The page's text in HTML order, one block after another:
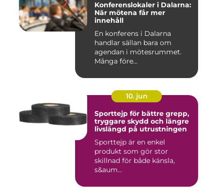
Konferenslokaler i Dalarna:
När mötena får mer
innehåll
En konferens i Dalarna
handlar sällan bara om
agendan i mötesrummet.
Många före...
10. jun
Sporttejp för bättre grepp,
tryggare skydd och längre
livslängd på utrustningen
Sporttejp är en enkel
produkt som gör stor
skillnad för både känsla,
s&aum...